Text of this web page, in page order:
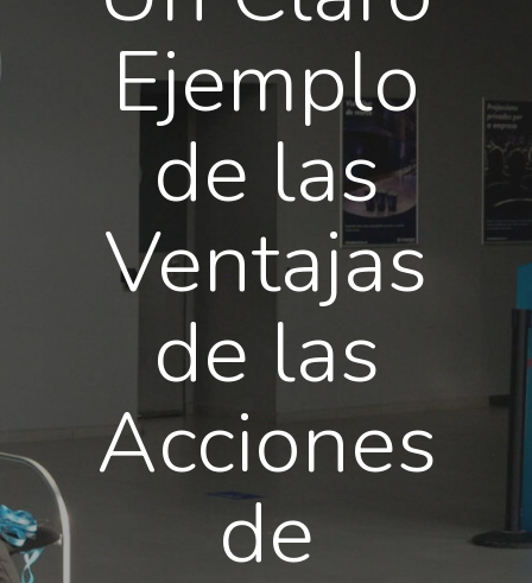
Ejemplo
de las
Ventajas
de las
Acciones
de